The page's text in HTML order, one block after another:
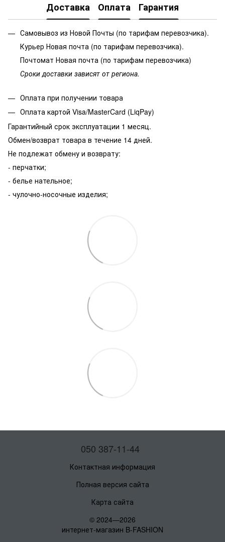
Доставка Оплата Гарантия
Самовывоз из Новой Почты (по тарифам перевозчика).
Курьер Новая почта (по тарифам перевозчика).
Почтомат Новая почта (по тарифам перевозчика)
Сроки доставки зависят от региона.
Оплата при получении товара
Оплата картой Visa/MasterCard (LiqPay)
Гарантийный срок эксплуатации 1 месяц.
Обмен/возврат товара в течение 14 дней.
Не подлежат обмену и возврату:
- перчатки;
- белье нательное;
- чулочно-носочные изделия;
050 387-11-44
Контактная информация
Полная версия сайта
Карта сайта
© 2024—2026
интернет-магазин B-FASHION